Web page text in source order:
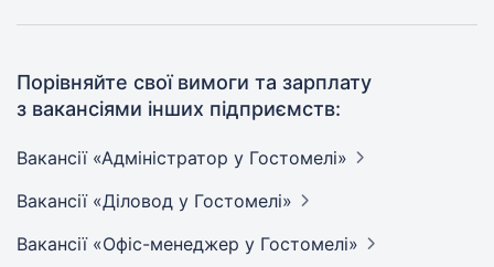
Порівняйте свої вимоги та зарплату
з вакансіями інших підприємств:
Вакансії «Адміністратор у Гостомелі»
Вакансії «Діловод у Гостомелі»
Вакансії «Офіс-менеджер у Гостомелі»